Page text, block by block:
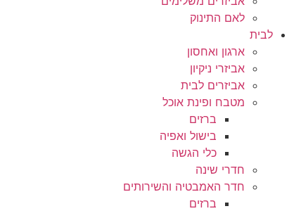
לאם התינוק
לבית
ארגון ואחסון
אביזרי ניקיון
אביזרים לבית
מטבח ופינת אוכל
ברזים
בישול ואפיה
כלי הגשה
חדרי שינה
חדר האמבטיה והשירותים
ברזים